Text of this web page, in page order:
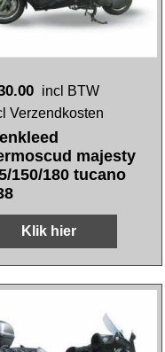
incl BTW
Verzendkosten
majesty
150/180 tucano
Klik hier